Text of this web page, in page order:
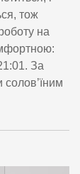
тож
на
За